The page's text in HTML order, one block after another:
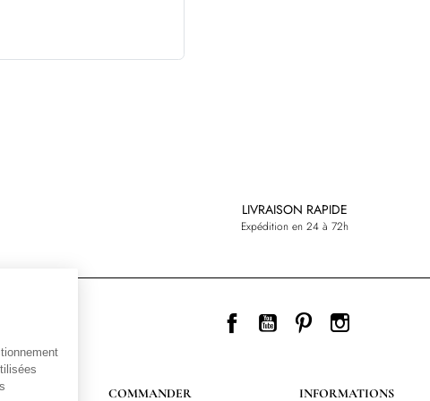
LIVRAISON RAPIDE
Expédition en 24 à 72h
Facebook
YouTube
PinterestInstagram
COMMANDER INFORMATIONS